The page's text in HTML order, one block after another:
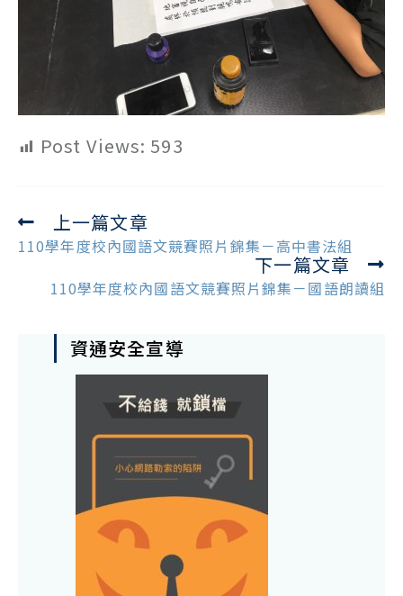
Post Views: 593
Read
more
上一篇文章
110學年度校內國語文競賽照片錦集－高中書法組
下一篇文章
110學年度校內國語文競賽照片錦集－國語朗讀組
資通安全宣導